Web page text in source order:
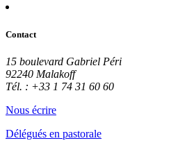
Contact
15 boulevard Gabriel Péri
92240 Malakoff
Tél. : +33 1 74 31 60 60
Nous écrire
Délégués en pastorale